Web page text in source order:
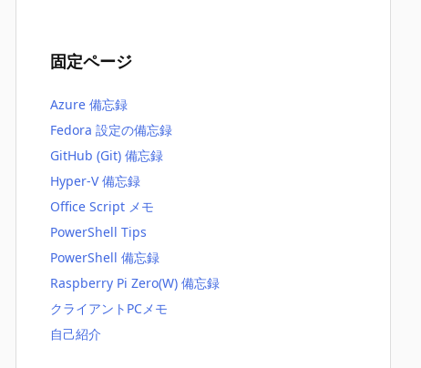
固定ページ
Azure 備忘録
Fedora 設定の備忘録
GitHub (Git) 備忘録
Hyper-V 備忘録
Office Script メモ
PowerShell Tips
PowerShell 備忘録
Raspberry Pi Zero(W) 備忘録
クライアントPCメモ
自己紹介